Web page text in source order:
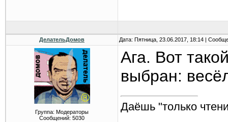
ДелательДомов Дата: Пятница, 23.06.2017, 18:14 |
Группа: Модераторы
Сообщений: 5030
Ага. Вот
выбран:
Даёшь "только